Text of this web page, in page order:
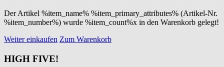
Der Artikel %item_name% %item_primary_attributes% (Artikel-Nr.
%item_number%) wurde %item_count%x in den Warenkorb gelegt!
Weiter einkaufen Zum Warenkorb
HIGH FIVE!